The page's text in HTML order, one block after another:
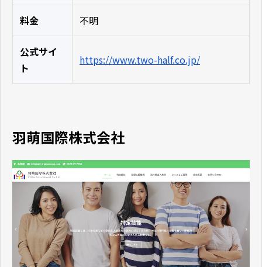
料金 不明
公式サイ
ト
https://www.two-half.co.jp/
羽萌国際株式会社